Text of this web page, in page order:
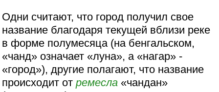
Одни считают, что город получил свое
название благодаря текущей вблизи реке
в форме полумесяца (на бенгальском,
«чанд» означает «луна», а «нагар» -
«город»), другие полагают, что название
происходит отремесла «чандан»